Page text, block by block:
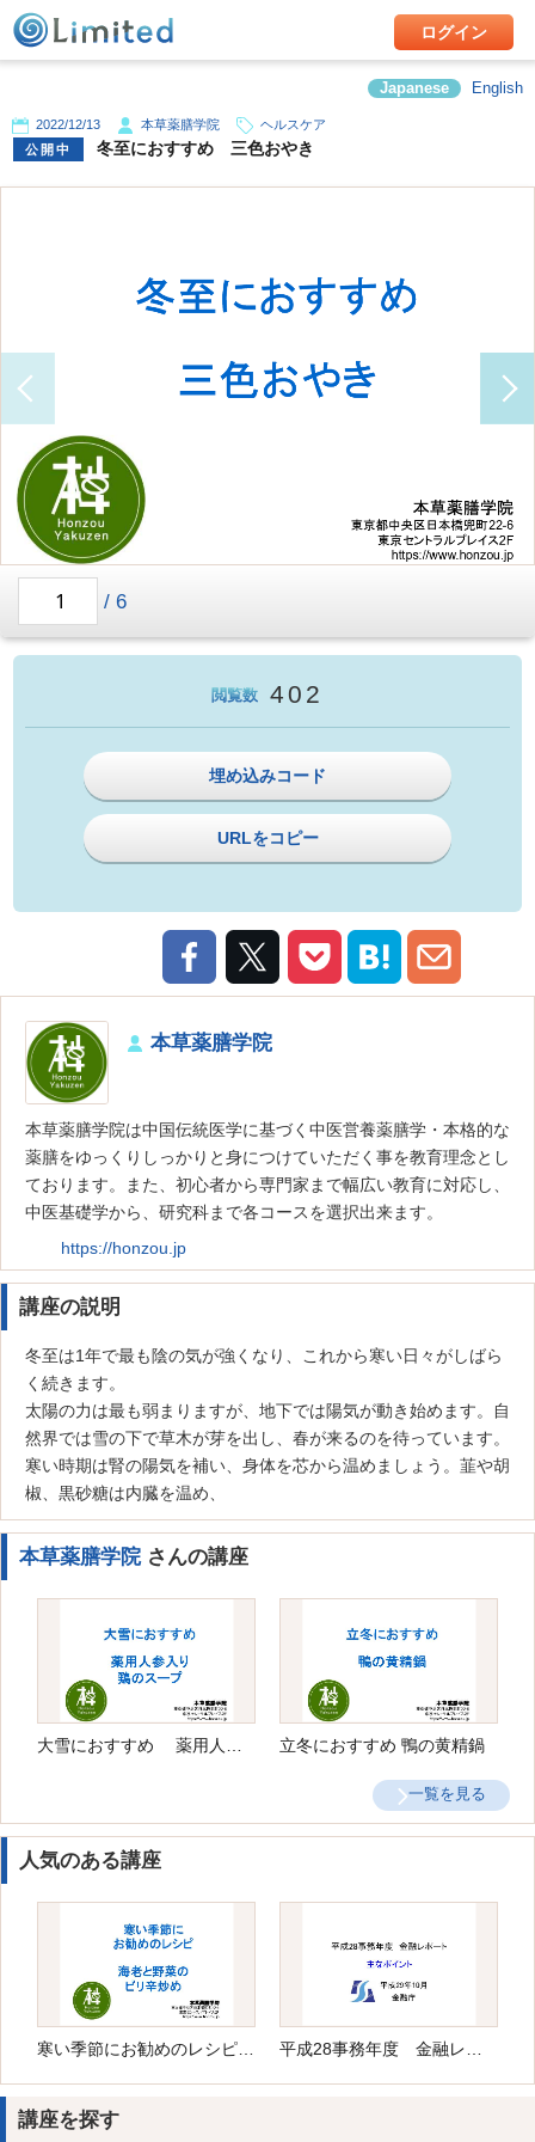
ログイン
Japanese English
2022/12/13 本草薬膳学院
ヘルスケア
公開中
冬至におすすめ 三色おやき
/6
閲覧数 402
埋め込みコード
URLをコピー
本草薬膳学院
本草薬膳学院は中国伝統医学に基づく中医営養薬膳学・本格的な
薬膳をゆっくりしっかりと身につけていただく事を教育理念とし
ております。また、初心者から専門家まで幅広い教育に対応し、
中医基礎学から、研究科まで各コースを選択出来ます。
https://honzou.jp
講座の説明
冬至は1年で最も陰の気が強くなり、これから寒い日々がしばら
く続きます。
太陽の力は最も弱まりますが、地下では陽気が動き始めます。自
然界では雪の下で草木が芽を出し、春が来るのを待っています。
寒い時期は腎の陽気を補い、身体を芯から温めましょう。韮や胡
椒、黒砂糖は内臓を温め、
本草薬膳学院さんの講座
立冬におすすめ 鴨の黄精鍋
一覧を見る
人気のある講座
講座を探す